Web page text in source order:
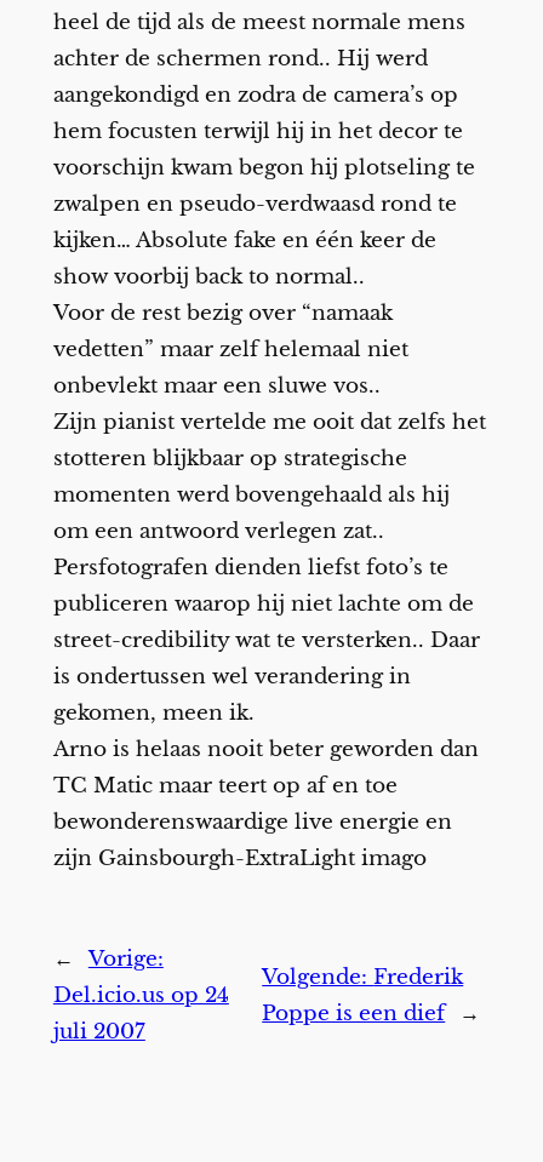
heel de tijd als de meest normale mens
achter de schermen rond.. Hij werd
aangekondigd en zodra de camera’s op
hem focusten terwijl hij in het decor te
voorschijn kwam begon hij plotseling te
zwalpen en pseudo-verdwaasd rond te
kijken… Absolute fake en één keer de
show voorbij back to normal..
Voor de rest bezig over “namaak
vedetten” maar zelf helemaal niet
onbevlekt maar een sluwe vos..
Zijn pianist vertelde me ooit dat zelfs het
stotteren blijkbaar op strategische
momenten werd bovengehaald als hij
om een antwoord verlegen zat..
Persfotografen dienden liefst foto’s te
publiceren waarop hij niet lachte om de
street-credibility wat te versterken.. Daar
is ondertussen wel verandering in
gekomen, meen ik.
Arno is helaas nooit beter geworden dan
TC Matic maar teert op af en toe
bewonderenswaardige live energie en
zijn Gainsbourgh-ExtraLight imago
←
Vorige:
Del.icio.us op 24
juli 2007
Volgende:Frederik
Poppe is een dief
→